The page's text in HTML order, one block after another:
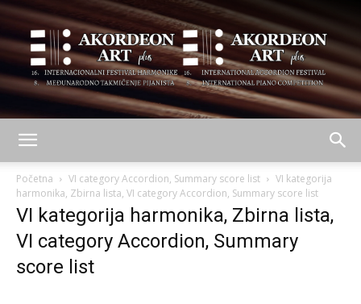
ART
Početna VI category Accordion, Summary score list
VI kategorija
harmonika, Zbirna lista, VI category Accordion, Summary score list
VI kategorija harmonika, Zbirna lista,
VI category Accordion, Summary
score list